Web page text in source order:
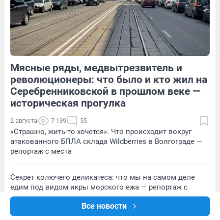
Все новости
14 Обсудить 273 2
13
Мясные ряды, медвытрезвитель и
революционеры: что было и кто жил на
Серебренниковской в прошлом веке —
историческая прогулка
2 августа 7 139 55
«Страшно, жить-то хочется». Что происходит вокруг
атакованного БПЛА склада Wildberries в Волгограде —
репортаж с места
Секрет колючего деликатеса: что мы на самом деле
едим под видом икры морского ежа — репортаж с
производства